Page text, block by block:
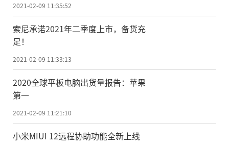
支持RAID，PCIe 3.0通道增至20条(16x+4x)
等等。H410的继任者是H510，升级就不多
了。(作者：王晔)
责任编辑：kj005
文章投诉热线:156 0057 2229 投诉邮箱:29132
2021-02-09 11:35:52
索尼承诺2021年二季度上市，备货充
足！
2021-02-09 11:33:13
2020全球平板电脑出货量报告：苹果
第一
2021-02-09 11:21:10
小米MIUI 12远程协助功能全新上线